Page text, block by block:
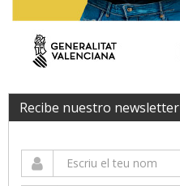
Recibe nuestro newsletter